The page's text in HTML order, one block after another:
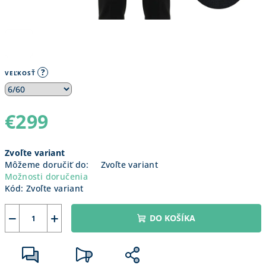
VEĽKOSŤ ?
€299
cena:
Zvoľte variant
Môžeme doručiť do:
Zvoľte variant
Možnosti doručenia
Kód: Zvoľte variant
+
− DO KOŠÍKA